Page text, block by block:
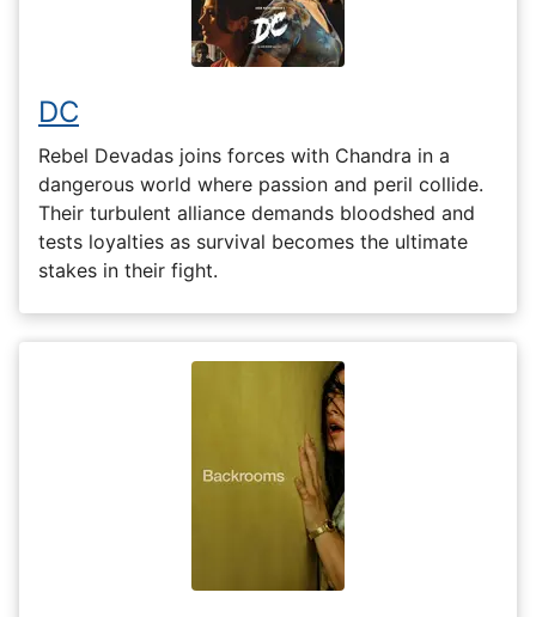
DC
Rebel Devadas joins forces with Chandra in a
dangerous world where passion and peril collide.
Their turbulent alliance demands bloodshed and
tests loyalties as survival becomes the ultimate
stakes in their fight.